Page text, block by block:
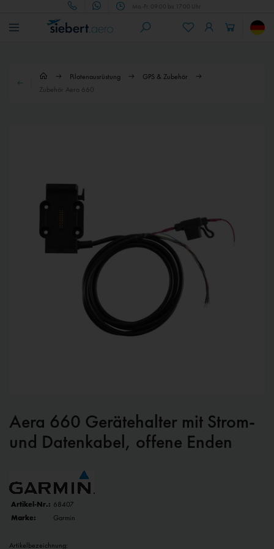
Mo.-Fr. 09:00 bis 17:00 Uhr
Pilotenausrüstung
GPS & Zubehör
Zubehör Aera 660
Aera 660 Gerätehalter mit Strom-
und Datenkabel, offene Enden
Artikel-Nr.: 68407
Marke:
Garmin
Artikelbezeichnung: